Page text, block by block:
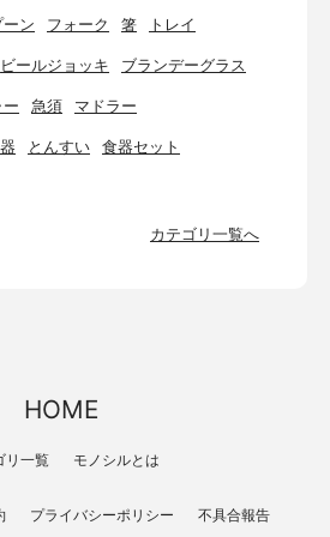
ーン フォーク 箸 トレイ
ビールジョッキ ブランデーグラス
ー 急須 マドラー
とんすい 食器セット
カテゴリ一覧へ
HOME
リ一覧 モノシルとは
プライバシーポリシー 不具合報告